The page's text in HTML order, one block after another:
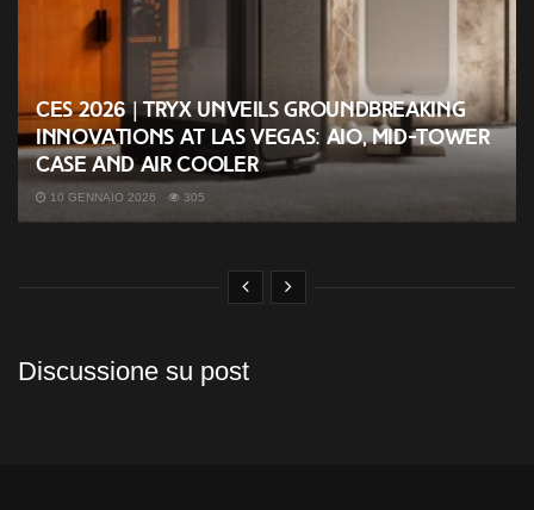
CES 2026 | TRYX unveils groundbreaking
innovations at Las Vegas: AIO, mid-tower
case and air cooler
10 GENNAIO 2026 305
Discussione su post